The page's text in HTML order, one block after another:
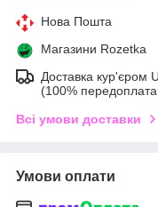
Нова Пошта
Магазини Rozetka
Доставка кур'єром
(100% передоплата
Всі умови доставки
Умови оплати